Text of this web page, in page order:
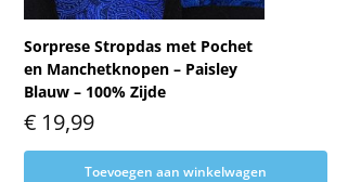
Sorprese Stropdas met Pochet
en Manchetknopen – Paisley
Blauw – 100% Zijde
€19,99
Toevoegen aan winkelwagen